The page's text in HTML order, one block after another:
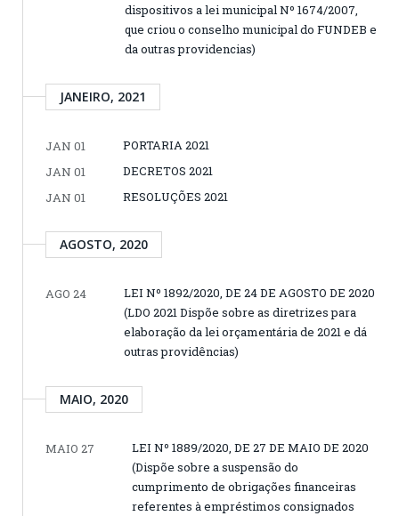
dispositivos a lei municipal Nº 1674/2007,
que criou o conselho municipal do FUNDEB e
da outras providencias)
JANEIRO, 2021
JAN 01
PORTARIA 2021
JAN 01
DECRETOS 2021
JAN 01
RESOLUÇÕES 2021
AGOSTO, 2020
AGO 24
LEI Nº 1892/2020, DE 24 DE AGOSTO DE 2020
(LDO 2021 Dispõe sobre as diretrizes para
elaboração da lei orçamentária de 2021 e dá
outras providências)
MAIO, 2020
MAIO 27
LEI Nº 1889/2020, DE 27 DE MAIO DE 2020
(Dispõe sobre a suspensão do
cumprimento de obrigações financeiras
referentes à empréstimos consignados